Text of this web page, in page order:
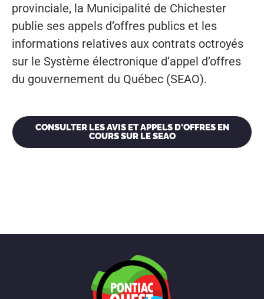
provinciale, la Municipalité de Chichester
publie ses appels d’offres publics et les
informations relatives aux contrats octroyés
sur le Système électronique d’appel d’offres
du gouvernement du Québec (SEAO).
CONSULTER LES AVIS ET APPELS D'OFFRES EN
COURS SUR LE SEAO